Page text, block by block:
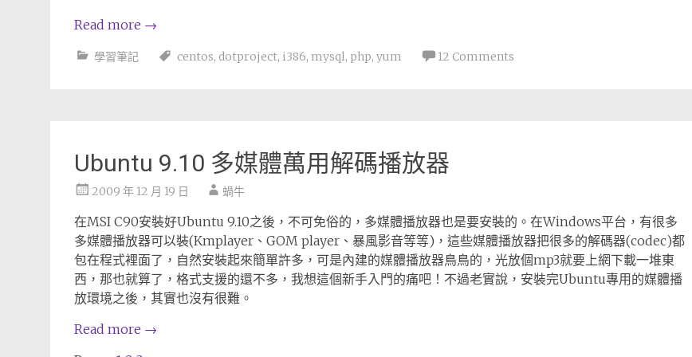
Read more →
學習筆記 centos, dotproject, i386, mysql, php, yum 12 Comments
Ubuntu 9.10 多媒體萬用解碼播放器
2009 年 12 月 19 日 蝸牛
在MSI C90安裝好Ubuntu 9.10之後，不可免俗的，多媒體播放器也是要安裝的。在Windows平台，有很多
多媒體播放器可以裝(Kmplayer、GOM player、暴風影音等等)，這些媒體播放器把很多的解碼器(codec)都
包在程式裡面了，自然安裝起來簡單許多，可是內建的媒體播放器鳥鳥的，光放個mp3就要上網下載一堆東
西，那也就算了，格式支援的還不多，我想這個新手入門的痛吧！不過老實說，安裝完Ubuntu專用的媒體播
放環境之後，其實也沒有很難。
Read more →